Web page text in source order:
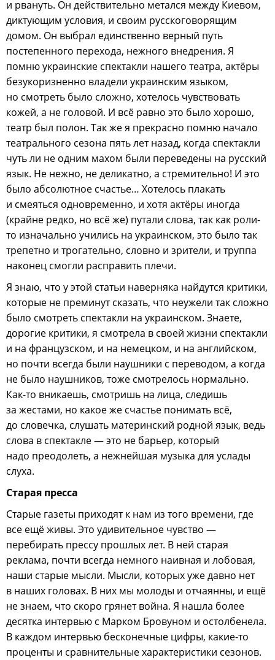
и рвануть. Он действительно метался между Киевом,
диктующим условия, и своим русскоговорящим
домом. Он выбрал единственно верный путь
постепенного перехода, нежного внедрения. Я
помню украинские спектакли нашего театра, актёры
безукоризненно владели украинским языком,
но смотреть было сложно, хотелось чувствовать
кожей, а не головой. И всё равно это было хорошо,
театр был полон. Так же я прекрасно помню начало
театрального сезона пять лет назад, когда спектакли
чуть ли не одним махом были переведены на русский
язык. Не нежно, не деликатно, а стремительно! И это
было абсолютное счастье… Хотелось плакать
и смеяться одновременно, и хотя актёры иногда
(крайне редко, но всё же) путали слова, так как роли-
то изначально учились на украинском, это было так
трепетно и трогательно, словно и зрители, и труппа
наконец смогли расправить плечи.
Я знаю, что у этой статьи наверняка найдутся критики,
которые не преминут сказать, что неужели так сложно
было смотреть спектакли на украинском. Знаете,
дорогие критики, я смотрела в своей жизни спектакли
и на французском, и на немецком, и на английском,
но почти всегда были наушники с переводом, а когда
не было наушников, тоже смотрелось нормально.
Как-то вникаешь, смотришь на лица, следишь
за жестами, но какое же счастье понимать всё,
до словечка, слушать материнский родной язык, ведь
слова в спектакле — это не барьер, который
надо преодолеть, а нежнейшая музыка для услады
слуха.
Старая пресса
Старые газеты приходят к нам из того времени, где
все ещё живы. Это удивительное чувство —
перебирать прессу прошлых лет. В ней старая
реклама, почти всегда немного наивная и лобовая,
наши старые мысли. Мысли, которых уже давно нет
в наших головах. В них мы молоды и отчаянны, и ещё
не знаем, что скоро грянет война. Я нашла более
десятка интервью с Марком Бровуном и остолбенела.
В каждом интервью бесконечные цифры, какие-то
проценты и сравнительные характеристики сезонов.